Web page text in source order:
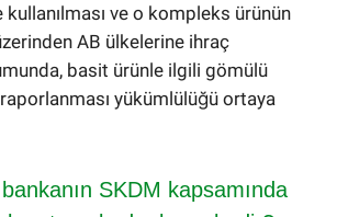
ve o kompleks ürünün
AB ülkelerine ihraç
basit ürünle ilgili gömülü
yükümlülüğü ortaya
SKDM kapsamında